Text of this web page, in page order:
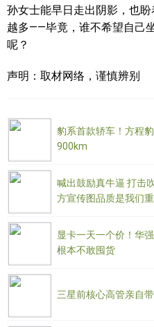
孙女士能早日走出阴影，也
越多——毕竟，谁不希望自己
呢？
声明：取材网络，谨慎辨别
豹系首款轿车！方程
900km
喊出鼓励真牛逼 打击
方宣传图品质是我们
显卡一天一个价！华
根本不敢囤货
三星前核心高管亲自